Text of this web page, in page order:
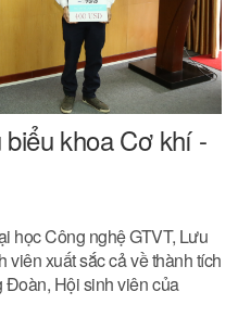
khoa Cơ khí -
học Công nghệ GTVT, Lưu
viên xuất sắc cả về thành tích
Đoàn, Hội sinh viên của